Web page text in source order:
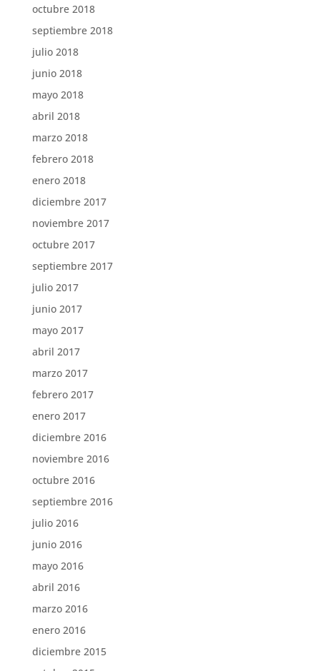
octubre 2018
septiembre 2018
julio 2018
junio 2018
mayo 2018
abril 2018
marzo 2018
febrero 2018
enero 2018
diciembre 2017
noviembre 2017
octubre 2017
septiembre 2017
julio 2017
junio 2017
mayo 2017
abril 2017
marzo 2017
febrero 2017
enero 2017
diciembre 2016
noviembre 2016
octubre 2016
septiembre 2016
julio 2016
junio 2016
mayo 2016
abril 2016
marzo 2016
enero 2016
diciembre 2015